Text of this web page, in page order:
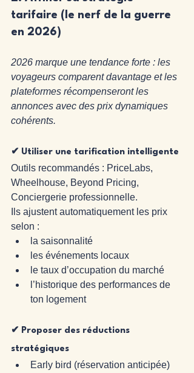
tarifaire (le nerf de la guerre
en 2026)
2026 marque une tendance forte : les
voyageurs comparent davantage et les
plateformes récompenseront les
annonces avec des prix dynamiques
cohérents.
✔ Utiliser une tarification intelligente
Outils recommandés : PriceLabs,
Wheelhouse, Beyond Pricing,
Conciergerie professionnelle.
Ils ajustent automatiquement les prix
selon :
la saisonnalité
les événements locaux
le taux d’occupation du marché
l’historique des performances de
ton logement
✔ Proposer des réductions
stratégiques
Early bird (réservation anticipée)